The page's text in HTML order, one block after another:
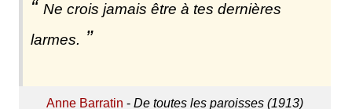
Ne crois jamais être à tes dernières
larmes.
Anne Barratin - De toutes les paroisses (1913)